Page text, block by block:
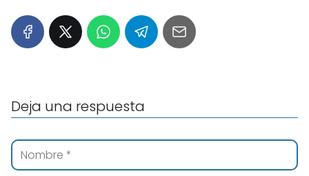
Deja una respuesta